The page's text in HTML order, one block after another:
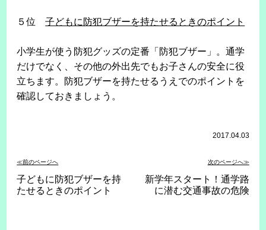
５位子どもに防犯ブザーを持たせるときのポイント
小学生が使う防犯グッズの定番「防犯ブザー」。通学
だけでなく、その他の外出先でもお子さんの安全に役
立ちます。防犯ブザーを持たせるうえでのポイントを
確認しておきましょう。
2017.04.03
≪前のページへ 次のページへ≫
子どもに防犯ブザーを持
たせるときのポイント
新学年スタート！通学路
に潜む交通事故の危険